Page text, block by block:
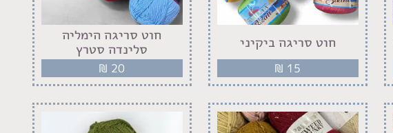
חוט סריגה ביקיני
₪ 15
חוט סריגה הימליה
סלינדה סטרץ
₪ 20